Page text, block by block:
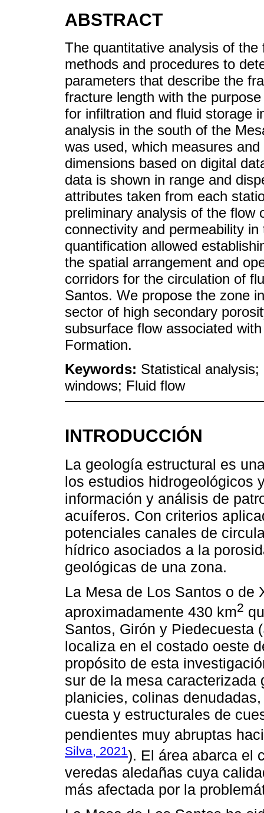
ABSTRACT
The quantitative analysis of
methods and procedures to
parameters that describe the
fracture length with the
for infiltration and fluid storage
analysis in the south of the
was used, which measures
dimensions based on digital
data is shown in range and
attributes taken from each
preliminary analysis of the flow
connectivity and permeability
quantification allowed
the spatial arrangement and
corridors for the circulation of
Santos. We propose the zone
sector of high secondary
subsurface flow associated
Formation.
Keywords: Statistical
windows; Fluid flow
INTRODUCCIÓN
La geología estructural es
los estudios hidrogeológicos
información y análisis de
acuíferos. Con criterios
potenciales canales de
hídrico asociados a la
geológicas de una zona.
La Mesa de Los Santos o de
aproximadamente 430 km2
Santos, Girón y Piedecuesta
localiza en el costado oeste
propósito de esta
sur de la mesa caracterizada
planicies, colinas
cuesta y estructurales de
pendientes muy abruptas
Silva, 2021). El área abarca el
veredas aledañas cuya
más afectada por la